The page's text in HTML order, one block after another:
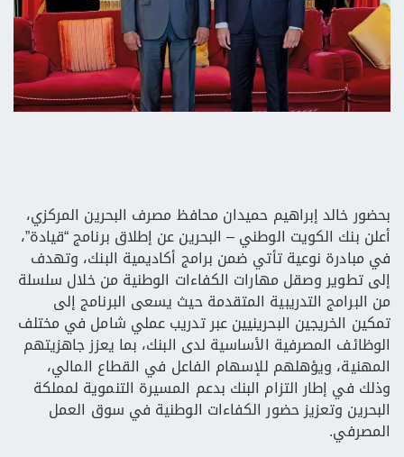
بحضور خالد إبراهيم حميدان محافظ مصرف البحرين المركزي،
أعلن بنك الكويت الوطني – البحرين عن إطلاق برنامج “قيادة”،
في مبادرة نوعية تأتي ضمن برامج أكاديمية البنك، وتهدف
إلى تطوير وصقل مهارات الكفاءات الوطنية من خلال سلسلة
من البرامج التدريبية المتقدمة حيث يسعى البرنامج إلى
تمكين الخريجين البحرينيين عبر تدريب عملي شامل في مختلف
الوظائف المصرفية الأساسية لدى البنك، بما يعزز جاهزيتهم
المهنية، ويؤهلهم للإسهام الفاعل في القطاع المالي،
وذلك في إطار التزام البنك بدعم المسيرة التنموية لمملكة
البحرين وتعزيز حضور الكفاءات الوطنية في سوق العمل
المصرفي.